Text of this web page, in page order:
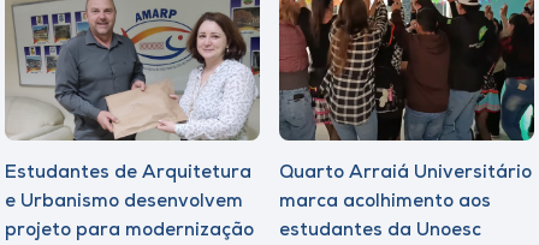
Estudantes de Arquitetura
e Urbanismo desenvolvem
projeto para modernização
Quarto Arraiá Universitário
marca acolhimento aos
estudantes da Unoesc